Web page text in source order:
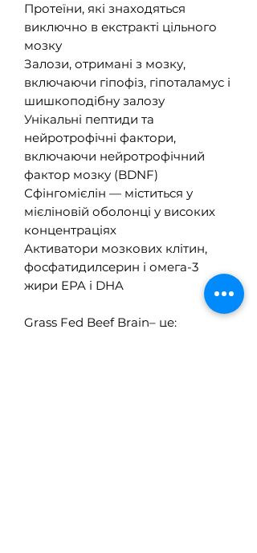
Протеїни, які знаходяться
виключно в екстракті цільного
мозку
Залози, отримані з мозку,
включаючи гіпофіз, гіпоталамус і
шишкоподібну залозу
Унікальні пептиди та
нейротрофічні фактори,
включаючи нейротрофічний
фактор мозку (BDNF)
Сфінгомієлін — міститься у
мієліновій оболонці у високих
концентраціях
Активатори мозкових клітин,
фосфатидилсерин і омега-3
жири EPA і DHA
Grass Fed Beef Brain– це: